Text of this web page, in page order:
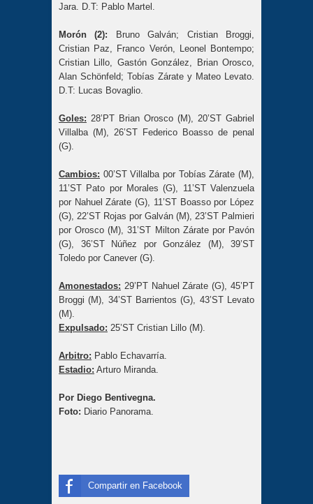
Jara. D.T: Pablo Martel.
Morón (2): Bruno Galván; Cristian Broggi,
Cristian Paz, Franco Verón, Leonel Bontempo;
Cristian Lillo, Gastón González, Brian Orosco,
Alan Schönfeld; Tobías Zárate y Mateo Levato.
D.T: Lucas Bovaglio.
Goles: 28’PT Brian Orosco (M), 20’ST Gabriel
Villalba (M), 26’ST Federico Boasso de penal
(G).
Cambios: 00’ST Villalba por Tobías Zárate (M),
11’ST Pato por Morales (G), 11’ST Valenzuela
por Nahuel Zárate (G), 11’ST Boasso por López
(G), 22’ST Rojas por Galván (M), 23’ST Palmieri
por Orosco (M), 31’ST Milton Zárate por Pavón
(G), 36’ST Núñez por González (M), 39’ST
Toledo por Canever (G).
Amonestados: 29’PT Nahuel Zárate (G), 45’PT
Broggi (M), 34’ST Barrientos (G), 43’ST Levato
(M).
Expulsado: 25’ST Cristian Lillo (M).
Arbitro: Pablo Echavarría.
Estadio: Arturo Miranda.
Por Diego Bentivegna.
Foto: Diario Panorama.
Compartir en Facebook